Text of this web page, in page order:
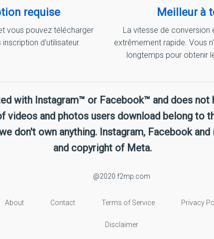
requise
vous pouvez télécharger
d'utilisateur.
Meilleur à
La vitesse de
extrêmement rapide. Vous
longtemps pour obtenir
with Instagram™ or Facebook™ and does not
videos and photos users download belong to
don't own anything. Instagram, Facebook
and copyright of Meta.
@2020 f2mp.com
About Contact Terms of Service Privacy
Disclaimer